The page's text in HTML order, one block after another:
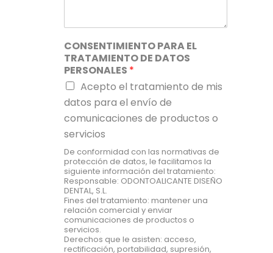
CONSENTIMIENTO PARA EL
TRATAMIENTO DE DATOS
PERSONALES *
Acepto el tratamiento de mis
datos para el envío de
comunicaciones de productos o
servicios
De conformidad con las normativas de
protección de datos, le facilitamos la
siguiente información del tratamiento:
Responsable: ODONTOALICANTE DISEÑO
DENTAL, S.L.
Fines del tratamiento: mantener una
relación comercial y enviar
comunicaciones de productos o
servicios.
Derechos que le asisten: acceso,
rectificación, portabilidad, supresión,